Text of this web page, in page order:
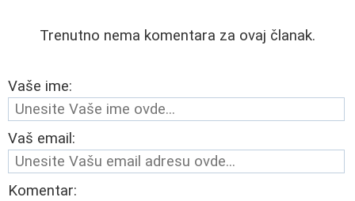
Trenutno nema komentara za ovaj članak.
Vaše ime:
Vaš email:
Komentar: